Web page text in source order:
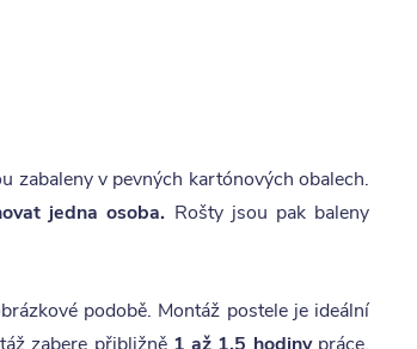
zabaleny v pevných kartónových obalech.
jedna osoba. Rošty jsou pak baleny
podobě. Montáž postele je ideální